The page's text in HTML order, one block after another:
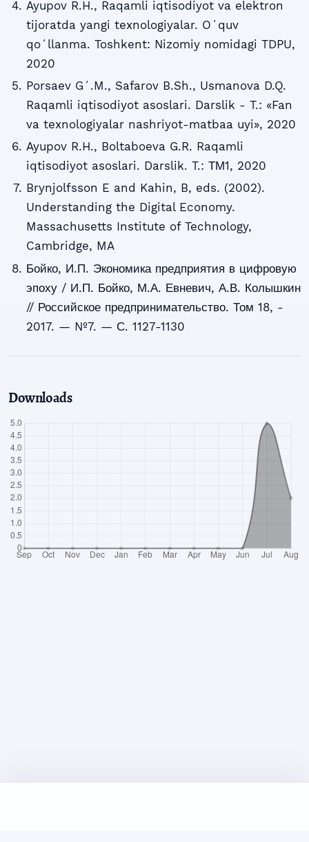
Ayupov R.H., Raqamli iqtisodiyot va elektron
tijoratda yangi texnologiyalar. Oʻquv
qoʻllanma. Toshkent: Nizomiy nomidagi TDPU,
2020
Porsaev Gʻ.M., Safarov B.Sh., Usmanova D.Q.
Raqamli iqtisodiyot asoslari. Darslik - T.: «Fan
va texnologiyalar nashriyot-matbaa uyi», 2020
Ayupov R.H., Boltaboeva G.R. Raqamli
iqtisodiyot asoslari. Darslik. T.: ТМ1, 2020
Brynjolfsson E and Kahin, B, eds. (2002).
Understanding the Digital Economy.
Massachusetts Institute of Technology,
Cambridge, MA
Бойко, И.П. Экономика предприятия в цифровую
эпоху / И.П. Бойко, М.А. Евневич, А.В. Колышкин
// Российское предпринимательство. Том 18, -
2017. — №7. — С. 1127-1130
Downloads